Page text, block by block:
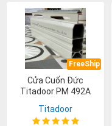
FreeShip
Cửa Cuốn Đức
Titadoor PM 492A
Titadoor